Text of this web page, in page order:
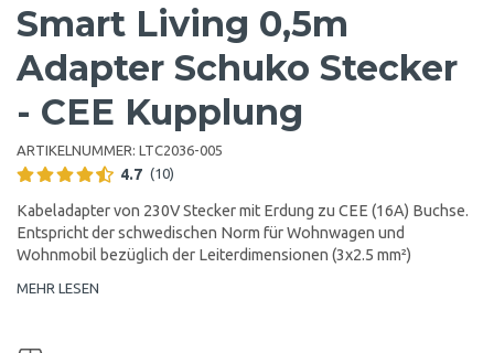
Smart Living 0,5m
Adapter Schuko Stecker
- CEE Kupplung
ARTIKELNUMMER: LTC2036-005
4.7 (10)
Kabeladapter von 230V Stecker mit Erdung zu CEE (16A) Buchse.
Entspricht der schwedischen Norm für Wohnwagen und
Wohnmobil bezüglich der Leiterdimensionen (3x2.5 mm²)
MEHR LESEN